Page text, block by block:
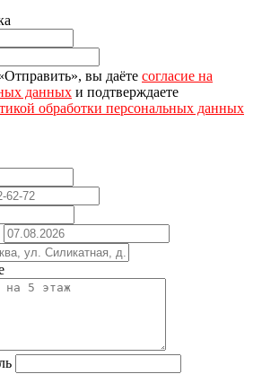
вы даёте согласие на
данных и подтверждаете
обработки персональных данных